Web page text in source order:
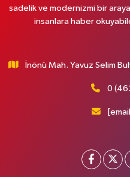
sadelik ve modernizmi bir
insanlara haber
İnönü Mah. Yavuz Selim
0